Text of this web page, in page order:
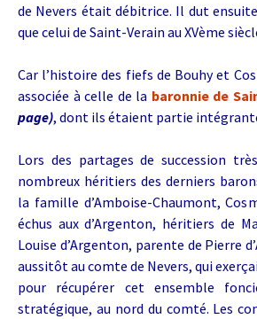
de Nevers était débitrice. Il dut
que celui de Saint-Verain au XVème
Car l’histoire des fiefs de Bouhy et
associée à celle de la baronnie de
page), dont ils étaient partie
Lors des partages de succession
nombreux héritiers des derniers
la famille d’Amboise-Chaumont,
échus aux d’Argenton, héritiers de
Louise d’Argenton, parente de Pierre
aussitôt au comte de Nevers, qui
pour récupérer cet ensemble
stratégique, au nord du comté. Les